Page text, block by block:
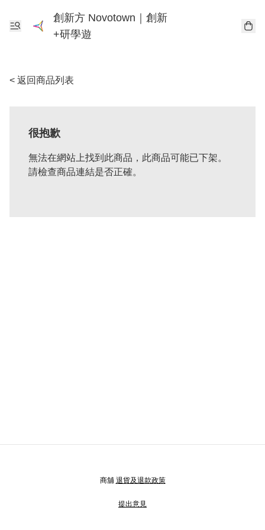
創新方 Novotown｜創新
+研學遊
< 返回商品列表
很抱歉
無法在網站上找到此商品，此商品可能已下架。
請檢查商品連結是否正確。
商舖 退貨及退款政策
提出意見